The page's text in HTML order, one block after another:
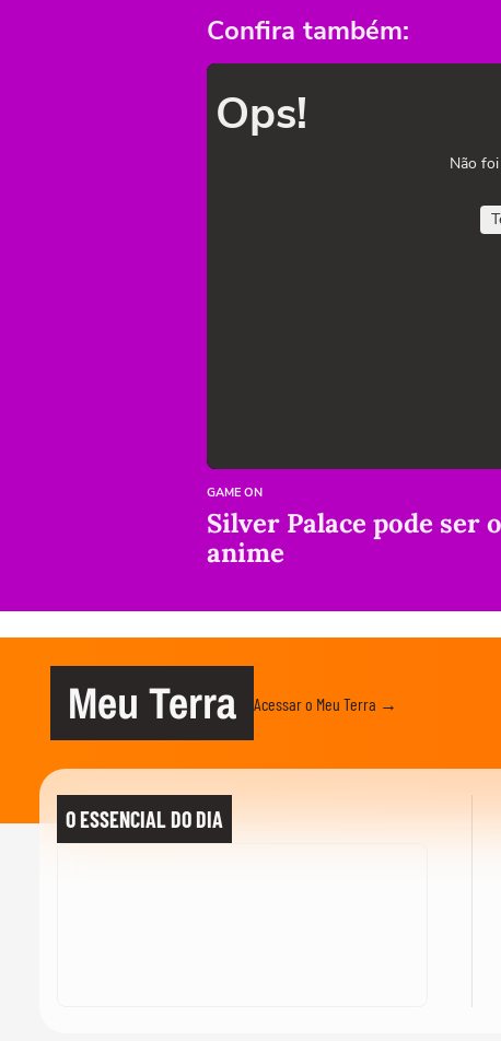
Confira também:
Ops!
Não
GAME ON
Silver Palace pode ser
anime
Meu Terra Acessar o Meu Terra →
O ESSENCIAL DO DIA